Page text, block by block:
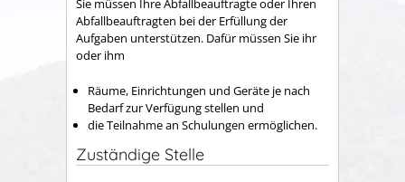
Sie müssen Ihre Abfallbeauftragte oder Ihren
Abfallbeauftragten bei der Erfüllung der
Aufgaben unterstützen. Dafür müssen Sie ihr
oder ihm
Räume, Einrichtungen und Geräte je nach
Bedarf zur Verfügung stellen und
die Teilnahme an Schulungen ermöglichen.
Zuständige Stelle